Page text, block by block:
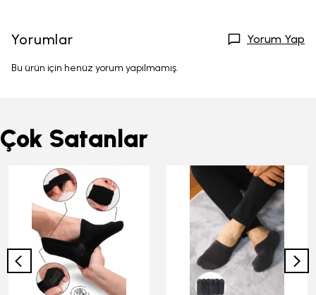
Yorumlar Yorum Yap
Bu ürün için henüz yorum yapılmamış.
Çok Satanlar